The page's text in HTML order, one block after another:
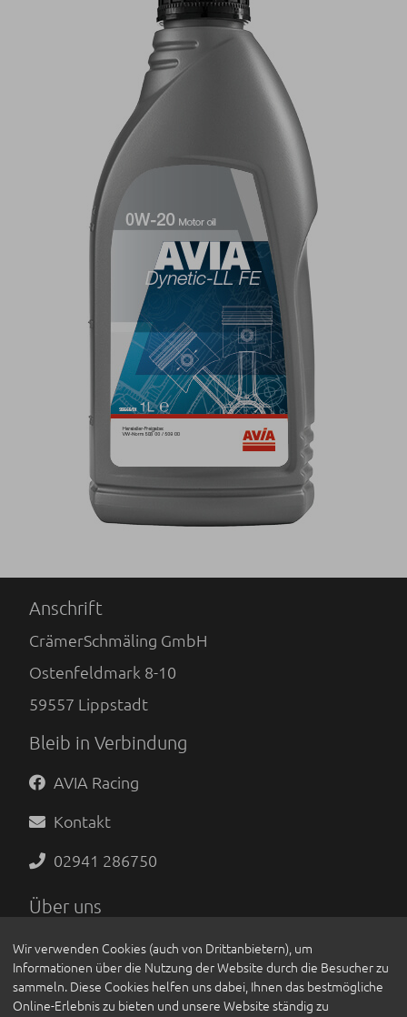
Anschrift
CrämerSchmäling GmbH
Ostenfeldmark 8-10
59557 Lippstadt
Bleib in Verbindung
AVIA Racing
Kontakt
02941 286750
Über uns
Datenschutzunterrichtung
Impressum
Wir verwenden Cookies (auch von Drittanbietern), um
Informationen über die Nutzung der Website durch die Besucher zu
sammeln. Diese Cookies helfen uns dabei, Ihnen das bestmögliche
Online-Erlebnis zu bieten und unsere Website ständig zu